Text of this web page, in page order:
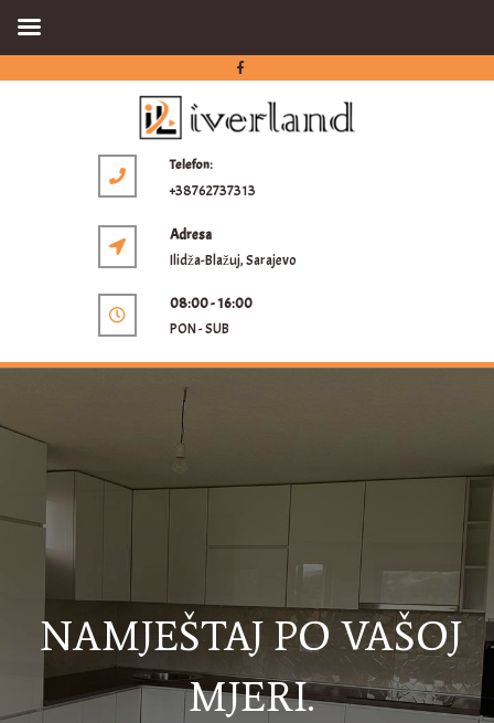
Telefon:
+38762737313
Adresa
Ilidža-Blažuj, Sarajevo
08:00 - 16:00
PON - SUB
NAMJEŠTAJ PO VAŠOJ
MJERI.